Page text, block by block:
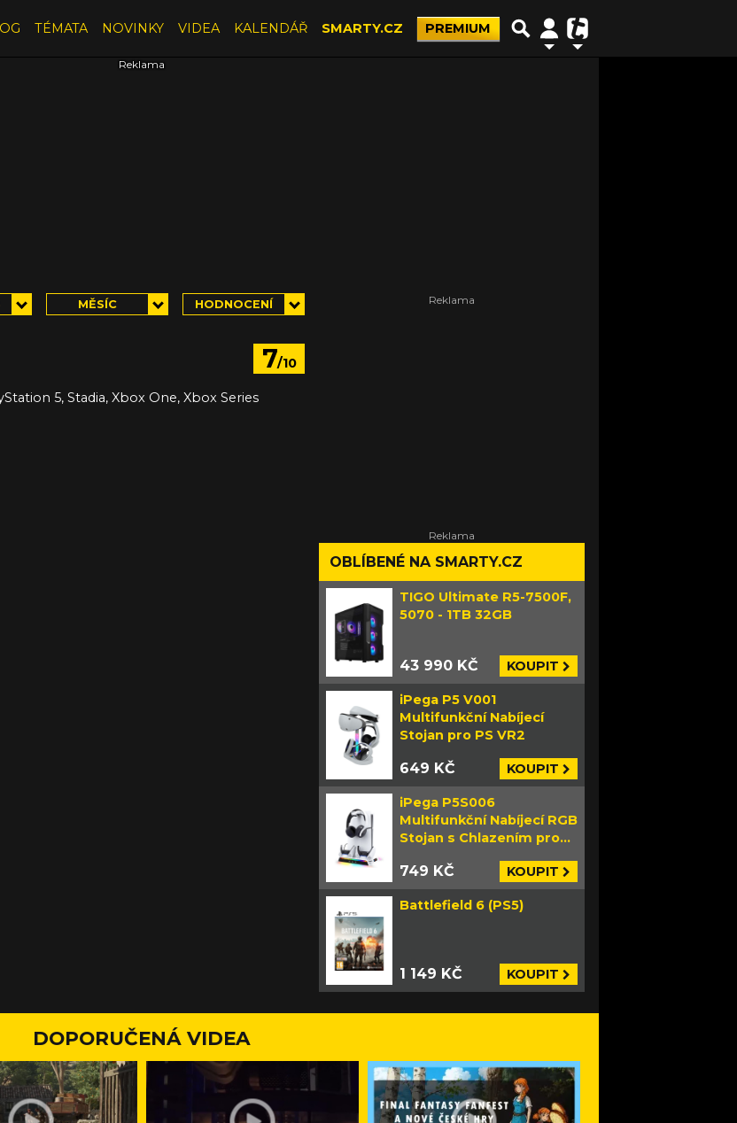
TÉMATA NOVINKY VIDEA KALENDÁŘ SMARTY.CZ PREMIUM
MĚSÍC HODNOCENÍ
7/10
5, Stadia, Xbox One, Xbox Series
OBLÍBENÉ NA SMARTY.CZ
TIGO Ultimate R5-7500F,
5070 - 1TB 32GB
43 990 KČ KOUPIT
iPega P5 V001
Multifunkční Nabíjecí
Stojan pro PS VR2
649 KČ KOUPIT
iPega P5S006
Multifunkční Nabíjecí RGB
Stojan s Chlazením pro
749 KČ KOUPIT
Battlefield 6 (PS5)
1 149 KČ KOUPIT
DOPORUČENÁ VIDEA